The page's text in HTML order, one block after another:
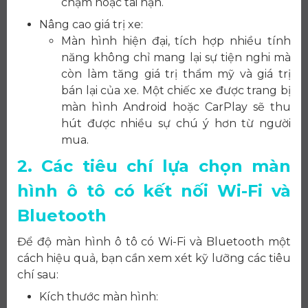
chạm hoặc tai nạn.
Nâng cao giá trị xe:
Màn hình hiện đại, tích hợp nhiều tính
năng không chỉ mang lại sự tiện nghi mà
còn làm tăng giá trị thẩm mỹ và giá trị
bán lại của xe. Một chiếc xe được trang bị
màn hình Android hoặc CarPlay sẽ thu
hút được nhiều sự chú ý hơn từ người
mua.
2. Các tiêu chí lựa chọn màn
hình ô tô có kết nối Wi-Fi và
Bluetooth
Để độ màn hình ô tô có Wi-Fi và Bluetooth một
cách hiệu quả, bạn cần xem xét kỹ lưỡng các tiêu
chí sau:
Kích thước màn hình: